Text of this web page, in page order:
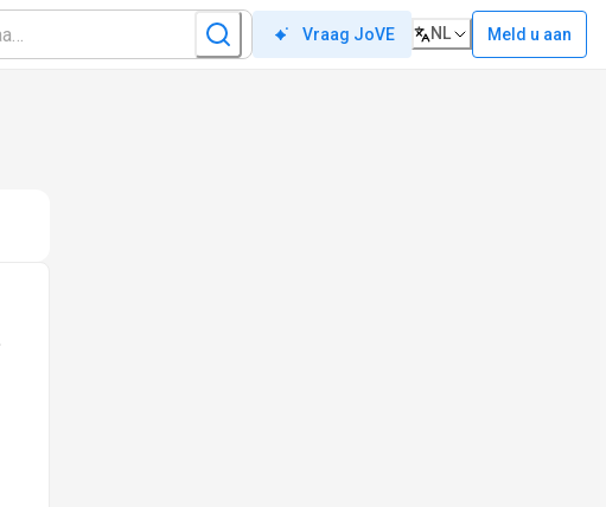
Vraag JoVE NL Meld u aan